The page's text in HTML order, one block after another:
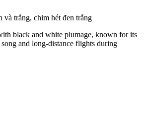
và trắng, chim hét đen trắng
black and white plumage, known for its
and long-distance flights during